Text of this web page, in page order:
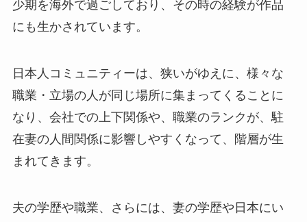
少期を海外で過ごしており、その時の経験が作品
にも生かされています。
日本人コミュニティーは、狭いがゆえに、様々な
職業・立場の人が同じ場所に集まってくることに
なり、会社での上下関係や、職業のランクが、駐
在妻の人間関係に影響しやすくなって、階層が生
まれてきます。
夫の学歴や職業、さらには、妻の学歴や日本にい